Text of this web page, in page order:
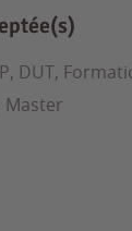
DUT,
Master